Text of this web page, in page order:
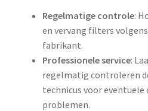
Regelmatige controle:
en vervang filters
fabrikant.
Professionele service:
regelmatig controleren
technicus voor eventuele
problemen.